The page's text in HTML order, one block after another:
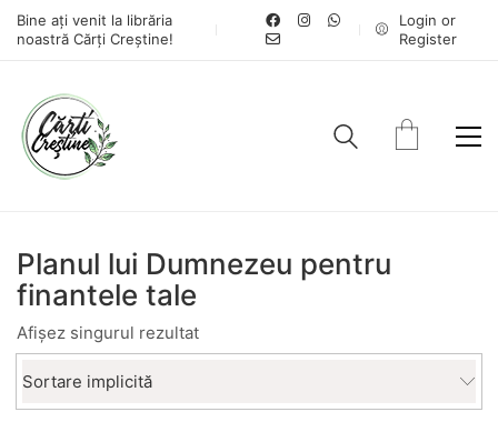
Bine ați venit la librăria
noastră Cărți Creștine!
Login or
Register
Planul lui Dumnezeu pentru
finantele tale
Afișez singurul rezultat
Sortare implicită